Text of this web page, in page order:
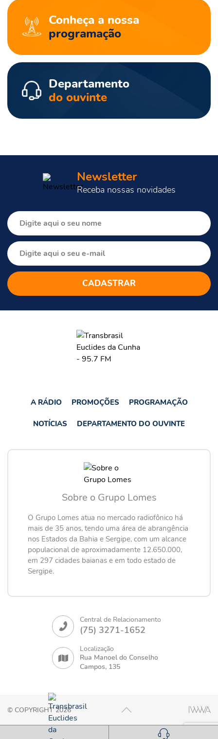
Conheça a nossa
programação
Departamento
do ouvinte
Newsletter
Receba nossas novidades
A RÁDIO PROMOÇÕES PROGRAMAÇÃO
NOTÍCIAS DEPARTAMENTO DO OUVINTE
Sobre o Grupo Lomes
O Grupo Lomes atua no mercado radiofônico há
mais de 35 anos, tendo uma área de abrangência
nos Estados da Bahia e Sergipe, com um alcance
populacional de aproximadamente 12.650.000,
em 297 cidades baianas e em todo estado de
Sergipe.
Central de Relacionamento
(75) 3271-1652
Localização
Rua Manoel do Conselho
Campos, 135
© COPYRIGHT 2026